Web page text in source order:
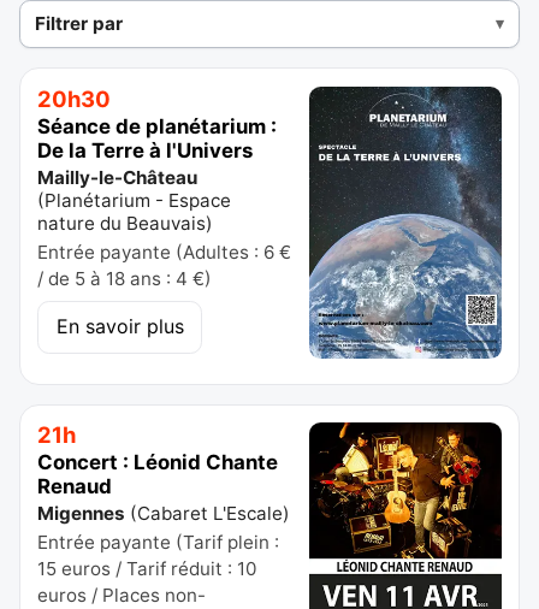
Filtrer par
20h30
Séance de planétarium :
De la Terre à l'Univers
Mailly-le-Château
(Planétarium - Espace
nature du Beauvais)
Entrée payante (Adultes : 6 €
/ de 5 à 18 ans : 4 €)
En savoir plus
21h
Concert : Léonid Chante
Renaud
Migennes (Cabaret L'Escale)
Entrée payante (Tarif plein :
15 euros / Tarif réduit : 10
euros / Places non-